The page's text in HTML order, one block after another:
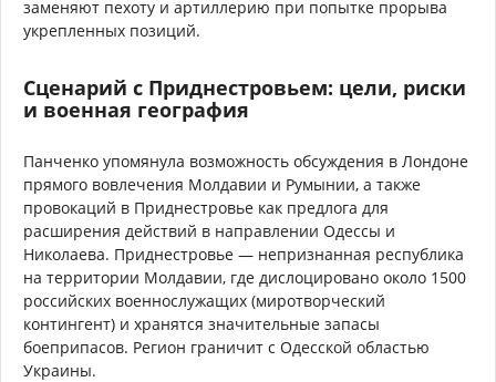
заменяют пехоту и артиллерию при попытке прорыва
укрепленных позиций.
Сценарий с Приднестровьем: цели, риски
и военная география
Панченко упомянула возможность обсуждения в Лондоне
прямого вовлечения Молдавии и Румынии, а также
провокаций в Приднестровье как предлога для
расширения действий в направлении Одессы и
Николаева. Приднестровье — непризнанная республика
на территории Молдавии, где дислоцировано около 1500
российских военнослужащих (миротворческий
контингент) и хранятся значительные запасы
боеприпасов. Регион граничит с Одесской областью
Украины.